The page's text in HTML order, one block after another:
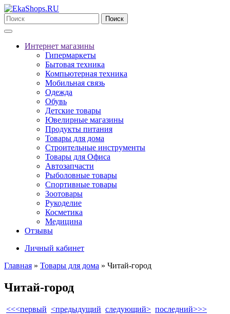
Поиск
Интернет магазины
Гипермаркеты
Бытовая техника
Компьютерная техника
Мобильная связь
Одежда
Обувь
Детские товары
Ювелирные магазины
Продукты питания
Товары для дома
Строительные инструменты
Товары для Офиса
Автозапчасти
Рыболовные товары
Спортивные товары
Зоотовары
Рукоделие
Косметика
Медицина
Отзывы
Личный кабинет
Главная » Товары для дома » Читай-город
Читай-город
<<<первый <предыдущий следующий> последний>>>